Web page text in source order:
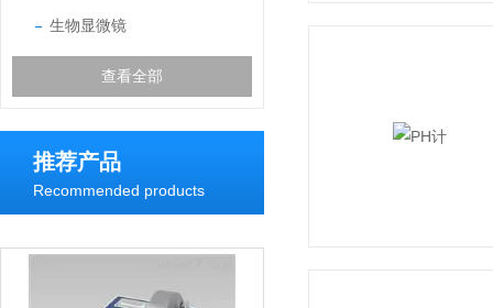
生物显微镜
查看全部
推荐产品
Recommended products